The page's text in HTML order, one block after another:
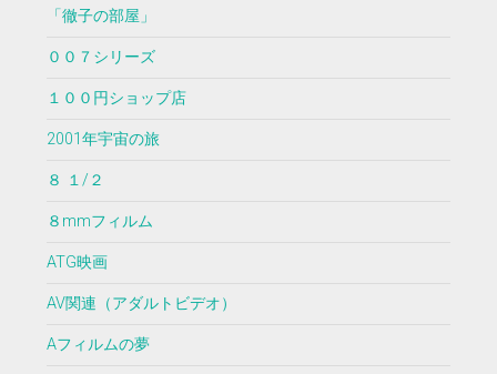
「徹子の部屋」
００７シリーズ
１００円ショップ店
2001年宇宙の旅
８ １/２
８mmフィルム
ATG映画
AV関連（アダルトビデオ）
Aフィルムの夢